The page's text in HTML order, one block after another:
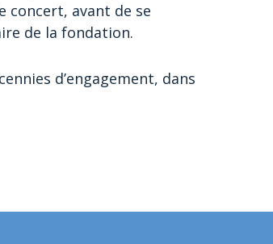
concert, avant de se
de la fondation.
d’engagement, dans